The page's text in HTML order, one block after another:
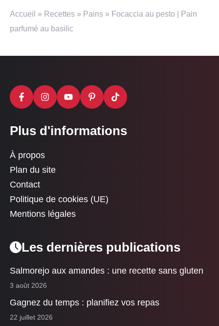
Accueil » Recettes » Pains » Focaccia au pesto | Pain
parfumé au basilic
Plus d'informations
À propos
Plan du site
Contact
Politique de cookies (UE)
Mentions légales
Les dernières publications
Salmorejo aux amandes : une recette sans gluten
3 août 2026
Gagnez du temps : planifiez vos repas
22 juillet 2026